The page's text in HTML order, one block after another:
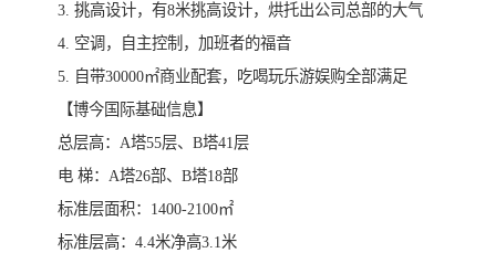
3. 挑高设计，有8米挑高设计，烘托出公司总部的大气
4. 空调，自主控制，加班者的福音
5. 自带30000㎡商业配套，吃喝玩乐游娱购全部满足
【博今国际基础信息】
总层高：A塔55层、B塔41层
电 梯：A塔26部、B塔18部
标准层面积：1400-2100㎡
标准层高：4.4米净高3.1米